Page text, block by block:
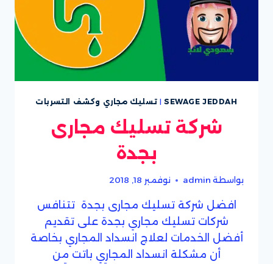
SEWAGE JEDDAH
| تسليك مجاري وكشف التسربات
شركة تسليك مجارى
بجدة
بواسطة admin نوفمبر 18, 2018
افضل شركة تسليك مجارى بجدة تتنافس
شركات تسليك مجاري بجدة على تقديم
أفضل الخدمات لعلاج انسداد المجاري بخاصة
أن مشكلة انسداد المجاري باتت من